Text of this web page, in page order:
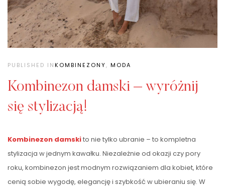
PUBLISHED INKOMBINEZONY, MODA
Kombinezon damski – wyróżnij
się stylizacją!
Kombinezon damskito nie tylko ubranie – to kompletna
stylizacja w jednym kawałku. Niezależnie od okazji czy pory
roku, kombinezon jest modnym rozwiązaniem dla kobiet, które
cenią sobie wygodę, elegancję i szybkość w ubieraniu się. W